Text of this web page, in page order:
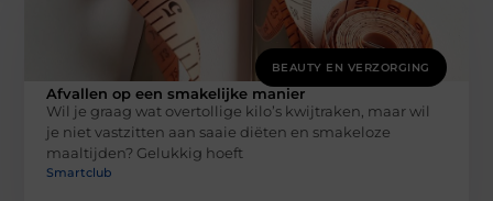
BEAUTY EN VERZORGING
Afvallen op een smakelijke manier
Wil je graag wat overtollige kilo’s kwijtraken, maar wil
je niet vastzitten aan saaie diëten en smakeloze
maaltijden? Gelukkig hoeft
Smartclub